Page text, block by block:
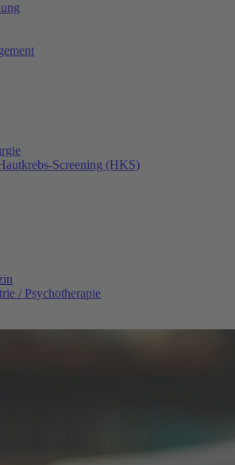
Screening (HKS)
/ Psychotherapie